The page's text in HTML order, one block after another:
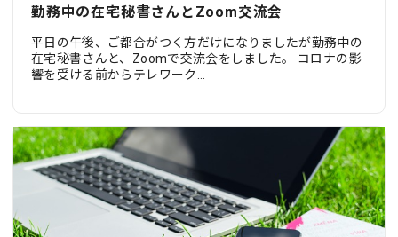
勤務中の在宅秘書さんとZoom交流会
平日の午後、ご都合がつく方だけになりましたが勤務中の
在宅秘書さんと、Zoomで交流会をしました。 コロナの影
響を受ける前からテレワーク...